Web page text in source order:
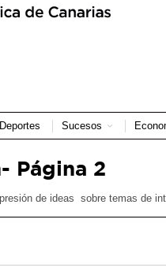
Deportes Sucesos
- Página 2
de ideas sobre temas de